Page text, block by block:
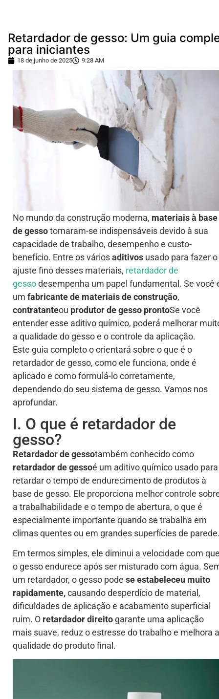
Retardador de gesso: Um guia
para iniciantes
18 de junho de 2025 9:28 AM
No mundo da construção moderna, materiais à base
de gessotornaram-se indispensáveis devido à sua
capacidade de trabalho, desempenho e custo-
benefício. Entre os váriosaditivos usado para fazer o
ajuste fino desses materiais, retardador de
gessodesempenha um papel fundamental. Se você
um fabricante de materiais de construção,
contratanteou produtor de gesso prontoSe você
entender esse aditivo químico, poderá melhorar
a qualidade do gesso e o controle da aplicação.
Este guia completo o orientará sobre o que é o
retardador de gesso, como ele funciona, onde é
aplicado e como formulá-lo corretamente,
dependendo do seu sistema de gesso. Vamos nos
aprofundar.
I. O que é retardador de
gesso?
Retardador de gessotambém conhecido como
retardador de gessoé um aditivo químico usado para
retardar o tempo de endurecimento de produtos à
base de gesso. Ele proporciona melhor controle
a trabalhabilidade e o tempo de abertura, o que é
especialmente importante quando se trabalha em
climas quentes ou em grandes superfícies de
Em termos simples, ele diminui a velocidade com
o gesso endurece após ser misturado com água.
um retardador, o gesso pode se estabeleceu muito
rapidamente,causando desperdício de material,
dificuldades de aplicação e acabamento superficial
ruim. O retardador direito garante uma aplicação
mais suave, reduz o estresse do trabalho e melhora a
qualidade do produto final.